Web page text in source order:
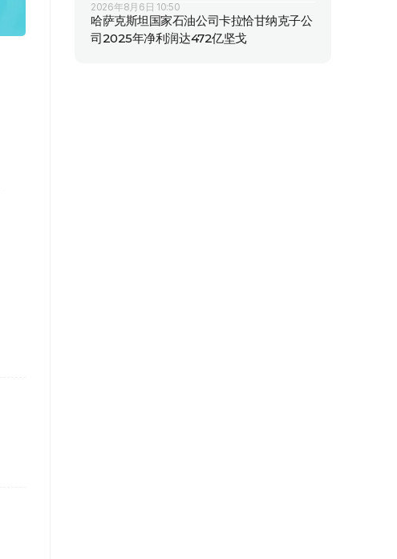
2026年8月6日 10:50
哈萨克斯坦国家石油公司卡拉恰甘纳克子公
司2025年净利润达472亿坚戈